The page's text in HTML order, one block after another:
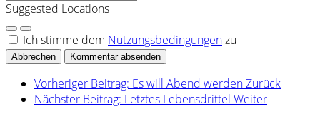
Suggested Locations
Ich stimme dem Nutzungsbedingungenzu
Abbrechen Kommentar absenden
Vorheriger Beitrag: Es will Abend werdenZurück
Nächster Beitrag: Letztes Lebensdrittel Weiter